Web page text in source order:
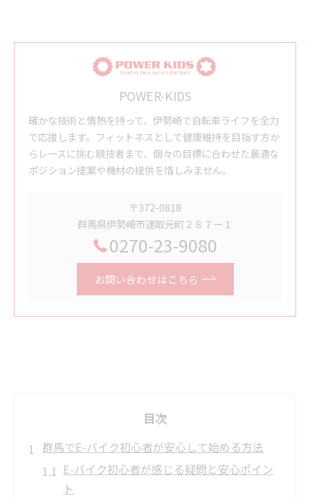
POWER-KIDS
確かな技術と情熱を持って、伊勢崎で自転車ライフを全力
で応援します。フィットネスとして健康維持を目指す方か
らレースに挑む競技者まで、個々の目標に合わせた最適な
ポジション提案や機材の提供を惜しみません。
〒372-0818
群馬県伊勢崎市連取元町２８７ー１
0270-23-9080
お問い合わせはこちら
目次
群馬でE-バイク初心者が安心して始める方法
E-バイク初心者が感じる疑問と安心ポイン
ト